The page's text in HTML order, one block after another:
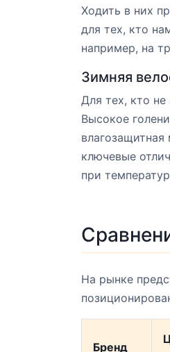
Ходить в них
для тех, кто
например, на
Зимняя
Для тех, кто
Высокое
ключевые
при
На рынке
Бренд